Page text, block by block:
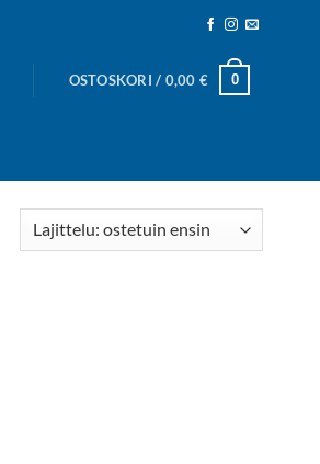
OSTOSKORI / 0,00 € 0